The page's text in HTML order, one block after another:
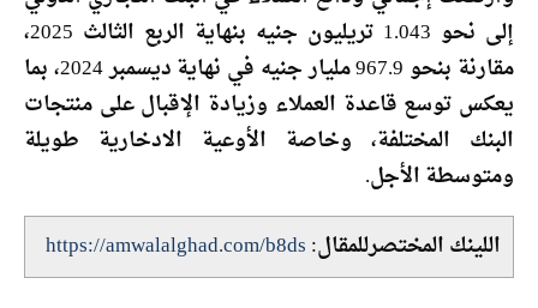
إلى نحو 1.043 تريليون جنيه بنهاية الربع الثالث 2025،
مقارنة بنحو 967.9 مليار جنيه في نهاية ديسمبر 2024، بما
يعكس توسع قاعدة العملاء وزيادة الإقبال على منتجات
البنك المختلفة، وخاصة الأوعية الادخارية طويلة
ومتوسطة الأجل.
اللينك المختصرللمقال:https://amwalalghad.com/b8ds